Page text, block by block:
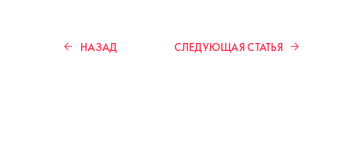
НАЗАД СЛЕДУЮЩАЯ СТАТЬЯ